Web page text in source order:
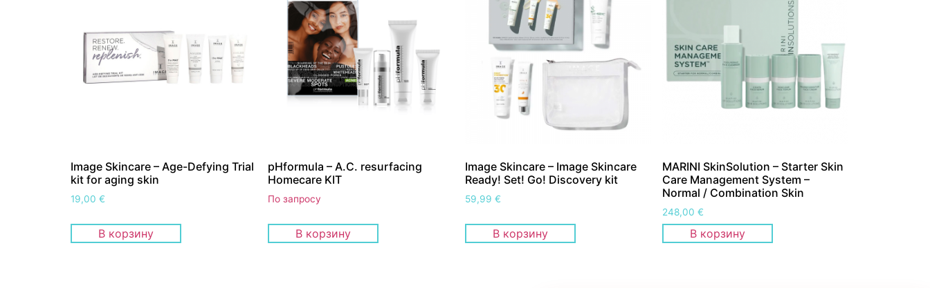
Image Skincare – Age-Defying Trial
kit for aging skin
19,00 €
В корзину
pHformula – A.C. resurfacing
Homecare KIT
По запросу
В корзину
Image Skincare – Image Skincare
Ready! Set! Go! Discovery kit
59,99 €
В корзину
MARINI SkinSolution – Starter Skin
Care Management System –
Normal / Combination Skin
248,00 €
В корзину